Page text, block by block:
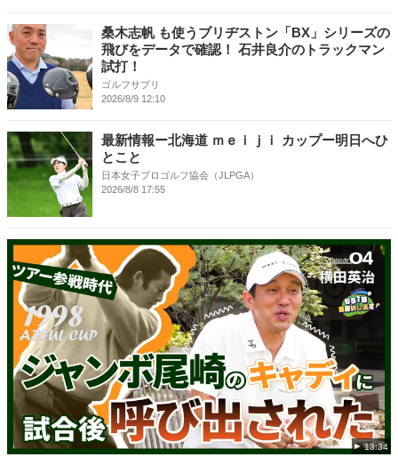
桑木志帆 も使うブリヂストン「BX」シリーズの
飛びをデータで確認！ 石井良介のトラックマン
試打！
ゴルフサプリ
2026/8/9 12:10
最新情報ー北海道 ｍｅｉｊｉ カップー明日へひ
とこと
日本女子プロゴルフ協会（JLPGA）
2026/8/8 17:55
13:34